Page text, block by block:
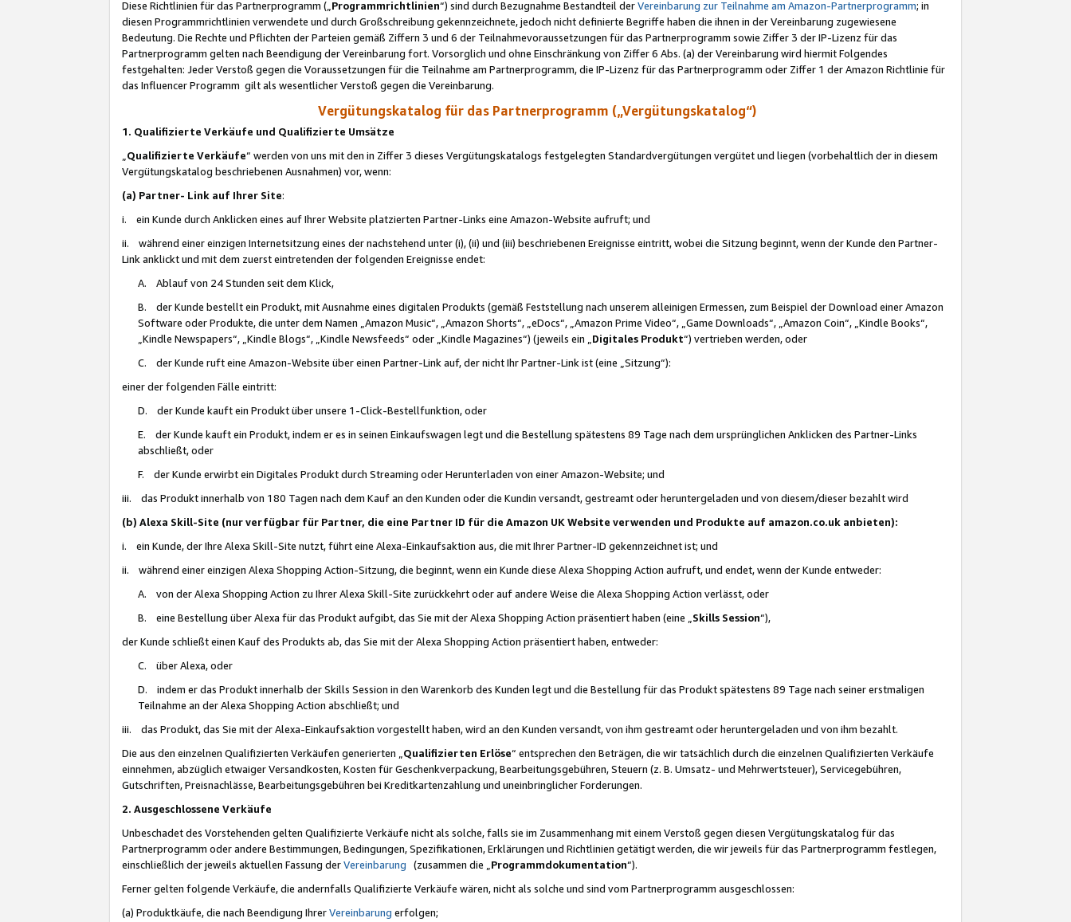
Diese Richtlinien für das Partnerprogramm („Programmrichtlinien“) sind durch Bezugnahme Bestandteil derVereinbarung zur Teilnahme am Amazon-Partnerprogramm; in
diesen Programmrichtlinien verwendete und durch Großschreibung gekennzeichnete, jedoch nicht definierte Begriffe haben die ihnen in der Vereinbarung zugewiesene
Bedeutung. Die Rechte und Pflichten der Parteien gemäß Ziffern 3 und 6 der Teilnahmevoraussetzungen für das Partnerprogramm sowie Ziffer 3 der IP-Lizenz für das
Partnerprogramm gelten nach Beendigung der Vereinbarung fort. Vorsorglich und ohne Einschränkung von Ziffer 6 Abs. (a) der Vereinbarung wird hiermit Folgendes
festgehalten: Jeder Verstoß gegen die Voraussetzungen für die Teilnahme am Partnerprogramm, die IP-Lizenz für das Partnerprogramm oder Ziffer 1 der Amazon Richtlinie für
das Influencer Programm gilt als wesentlicher Verstoß gegen die Vereinbarung.
Vergütungskatalog für das Partnerprogramm („Vergütungskatalog“)
1. Qualifizierte Verkäufe und Qualifizierte Umsätze
Qualifizierte Verkäufe“ werden von uns mit den in Ziffer 3 dieses Vergütungskatalogs festgelegten Standardvergütungen vergütet und liegen (vorbehaltlich der in diesem
Vergütungskatalog beschriebenen Ausnahmen) vor, wenn:
(a) Partner- Link auf Ihrer Site:
i. ein Kunde durch Anklicken eines auf Ihrer Website platzierten Partner-Links eine Amazon-Website aufruft; und
ii. während einer einzigen Internetsitzung eines der nachstehend unter (i), (ii) und (iii) beschriebenen Ereignisse eintritt, wobei die Sitzung beginnt, wenn der Kunde den Partner-
Link anklickt und mit dem zuerst eintretenden der folgenden Ereignisse endet:
A. Ablauf von 24 Stunden seit dem Klick,
B. der Kunde bestellt ein Produkt, mit Ausnahme eines digitalen Produkts (gemäß Feststellung nach unserem alleinigen Ermessen, zum Beispiel der Download einer Amazon
Software oder Produkte, die unter dem Namen „Amazon Music“, „Amazon Shorts“, „eDocs“, „Amazon Prime Video“, „Game Downloads“, „Amazon Coin“, „Kindle Books“,
„Kindle Newspapers“, „Kindle Blogs“, „Kindle Newsfeeds“ oder „Kindle Magazines“) (jeweils ein „ Digitales Produkt“) vertrieben werden, oder
C. der Kunde ruft eine Amazon-Website über einen Partner-Link auf, der nicht Ihr Partner-Link ist (eine „Sitzung“):
einer der folgenden Fälle eintritt:
D. der Kunde kauft ein Produkt über unsere 1-Click-Bestellfunktion, oder
E. der Kunde kauft ein Produkt, indem er es in seinen Einkaufswagen legt und die Bestellung spätestens 89 Tage nach dem ursprünglichen Anklicken des Partner-Links
abschließt, oder
F. der Kunde erwirbt ein Digitales Produkt durch Streaming oder Herunterladen von einer Amazon-Website; und
iii. das Produkt innerhalb von 180 Tagen nach dem Kauf an den Kunden oder die Kundin versandt, gestreamt oder heruntergeladen und von diesem/dieser bezahlt wird
(b) Alexa Skill-Site (nur verfügbar für Partner, die eine Partner ID für die Amazon UK Website verwenden und Produkte auf amazon.co.uk anbieten):
i. ein Kunde, der Ihre Alexa Skill-Site nutzt, führt eine Alexa-Einkaufsaktion aus, die mit Ihrer Partner-ID gekennzeichnet ist; und
ii. während einer einzigen Alexa Shopping Action-Sitzung, die beginnt, wenn ein Kunde diese Alexa Shopping Action aufruft, und endet, wenn der Kunde entweder:
A. von der Alexa Shopping Action zu Ihrer Alexa Skill-Site zurückkehrt oder auf andere Weise die Alexa Shopping Action verlässt, oder
B. eine Bestellung über Alexa für das Produkt aufgibt, das Sie mit der Alexa Shopping Action präsentiert haben (eine „ Skills Session“),
der Kunde schließt einen Kauf des Produkts ab, das Sie mit der Alexa Shopping Action präsentiert haben, entweder:
C. über Alexa, oder
D. indem er das Produkt innerhalb der Skills Session in den Warenkorb des Kunden legt und die Bestellung für das Produkt spätestens 89 Tage nach seiner erstmaligen
Teilnahme an der Alexa Shopping Action abschließt; und
iii. das Produkt, das Sie mit der Alexa-Einkaufsaktion vorgestellt haben, wird an den Kunden versandt, von ihm gestreamt oder heruntergeladen und von ihm bezahlt.
Die aus den einzelnen Qualifizierten Verkäufen generierten „ Qualifizierten Erlöse“ entsprechen den Beträgen, die wir tatsächlich durch die einzelnen Qualifizierten Verkäufe
einnehmen, abzüglich etwaiger Versandkosten, Kosten für Geschenkverpackung, Bearbeitungsgebühren, Steuern (z. B. Umsatz- und Mehrwertsteuer), Servicegebühren,
Gutschriften, Preisnachlässe, Bearbeitungsgebühren bei Kreditkartenzahlung und uneinbringlicher Forderungen.
2. Ausgeschlossene Verkäufe
Unbeschadet des Vorstehenden gelten Qualifizierte Verkäufe nicht als solche, falls sie im Zusammenhang mit einem Verstoß gegen diesen Vergütungskatalog für das
Partnerprogramm oder andere Bestimmungen, Bedingungen, Spezifikationen, Erklärungen und Richtlinien getätigt werden, die wir jeweils für das Partnerprogramm festlegen,
einschließlich der jeweils aktuellen Fassung derVereinbarung (zusammen die „ Programmdokumentation“).
Ferner gelten folgende Verkäufe, die andernfalls Qualifizierte Verkäufe wären, nicht als solche und sind vom Partnerprogramm ausgeschlossen:
(a) Produktkäufe, die nach Beendigung IhrerVereinbarung erfolgen;